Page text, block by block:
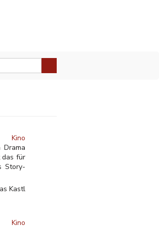
Kino
das für
Story-
Kastl
Kino